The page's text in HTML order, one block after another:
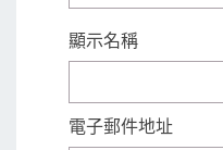
顯示名稱
電子郵件地址